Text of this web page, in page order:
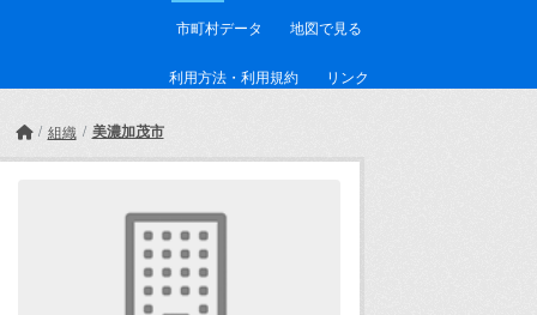
市町村データ 地図で見る
利用方法・利用規約 リンク
組織 美濃加茂市